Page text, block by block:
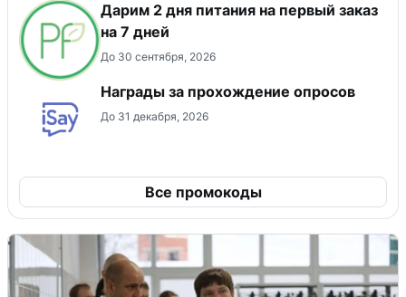
Дарим 2 дня питания на первый заказ
на 7 дней
До 30 сентября, 2026
Награды за прохождение опросов
До 31 декабря, 2026
Все промокоды